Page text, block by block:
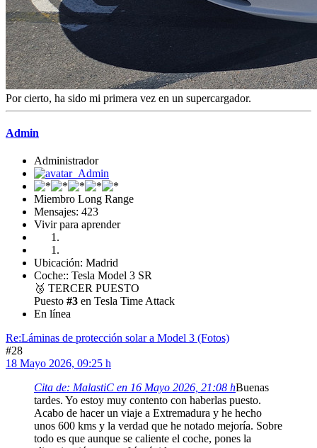
Por cierto, ha sido mi primera vez en un supercargador.
Admin
Administrador
Miembro Long Range
Mensajes: 423
Vivir para aprender
Ubicación: Madrid
Coche:: Tesla Model 3 SR
🥉 TERCER PUESTO
Puesto #3 en Tesla Time Attack
En línea
Re:Láminas de protección solar a Model 3 (Fotos)
#28
18 Mayo 2026, 09:25 h
Cita de: MalastiC en 16 Mayo 2026, 21:08 hBuenas
tardes. Yo estoy muy contento con haberlas puesto.
Acabo de hacer un viaje a Extremadura y he hecho
unos 600 kms y la verdad que he notado mejoría. Sobre
todo es que aunque se caliente el coche, pones la